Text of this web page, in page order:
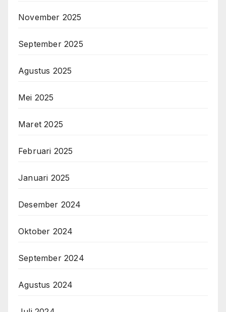
November 2025
September 2025
Agustus 2025
Mei 2025
Maret 2025
Februari 2025
Januari 2025
Desember 2024
Oktober 2024
September 2024
Agustus 2024